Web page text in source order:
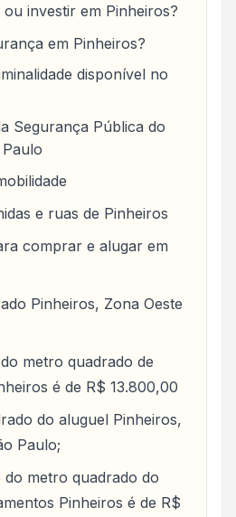
investir em Pinheiros?
em Pinheiros?
disponível no
Segurança Pública do
e ruas de Pinheiros
comprar e alugar em
Pinheiros, Zona Oeste
metro quadrado de
é de R$ 13.800,00
do aluguel Pinheiros,
Paulo;
do metro quadrado do
Pinheiros é de R$